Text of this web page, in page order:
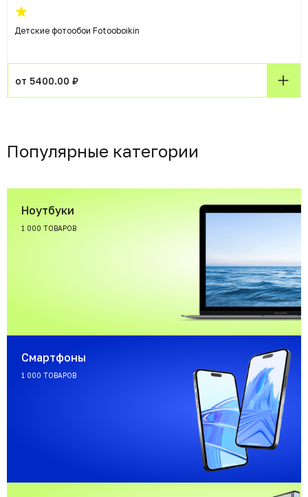
Детские фотообои Fotooboikin
от 5400.00 ₽
Популярные категории
Ноутбуки
1 000 ТОВАРОВ
Смартфоны
1 000 ТОВАРОВ